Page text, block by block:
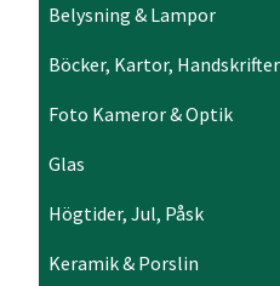
Belysning & Lampor
Böcker, Kartor, Handskrifter
Foto Kameror & Optik
Glas
Högtider, Jul, Påsk
Keramik & Porslin